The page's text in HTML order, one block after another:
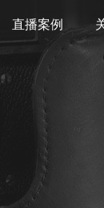
直播案例